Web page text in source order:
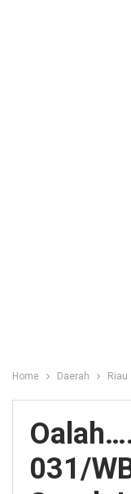
Home Daerah Riau
031/